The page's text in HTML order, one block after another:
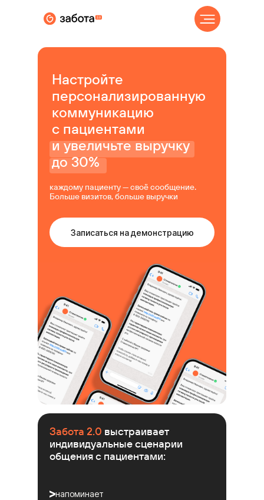
Настройте
персонализированную
коммуникацию
с пациентами
и увеличьте выручку
до 30%
каждому пациенту — своё сообщение.
Больше визитов, больше выручки
Забота 2.0 выстраивает
индивидуальные сценарии
общения с пациентами:
напоминает
Записаться на демонстрацию